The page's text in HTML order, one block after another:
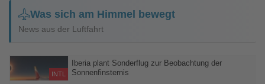
Was sich am Himmel bewegt
News aus der Luftfahrt
INTL
Iberia plant Sonderflug zur Beobachtung der
Sonnenfinsternis